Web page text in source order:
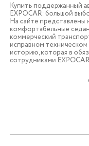
Купить поддержанный
EXPOCAR: большой
На сайте представлены
комфортабельные
коммерческий
исправном
историю, которая в
сотрудниками